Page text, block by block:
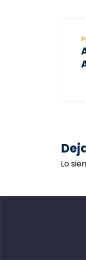
Lo